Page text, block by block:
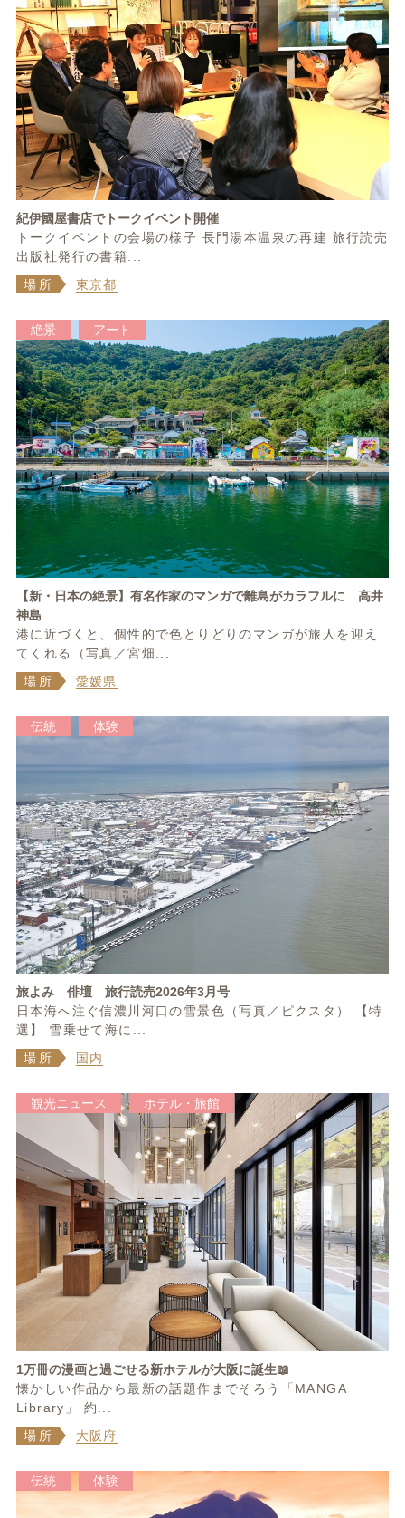
紀伊國屋書店でトークイベント開催
トークイベントの会場の様子 長門湯本温泉の再建 旅行読売
出版社発行の書籍...
場所
東京都
絶景 アート
【新・日本の絶景】有名作家のマンガで離島がカラフルに 高井
神島
港に近づくと、個性的で色とりどりのマンガが旅人を迎え
てくれる（写真／宮畑...
場所
愛媛県
伝統 体験
旅よみ 俳壇 旅行読売2026年3月号
日本海へ注ぐ信濃川河口の雪景色（写真／ピクスタ） 【特
選】 雪乗せて海に...
場所
国内
観光ニュース ホテル・旅館
1万冊の漫画と過ごせる新ホテルが大阪に誕生📖
懐かしい作品から最新の話題作までそろう「MANGA
Library」 約...
場所
大阪府
伝統 体験